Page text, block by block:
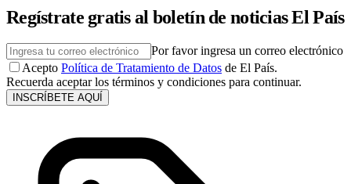
Regístrate gratis al boletín de noticias El País
Por favor ingresa un correo electrónico
Acepto Política de Tratamiento de Datos de El País.
Recuerda aceptar los términos y condiciones para continuar.
INSCRÍBETE AQUÍ